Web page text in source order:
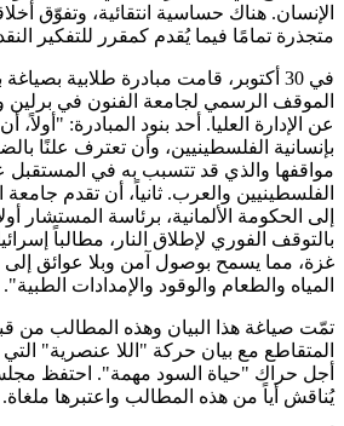
الإنسان. هناك حساسية انتقائية، وتفوّق
متجذرة تمامًا فيما يُقدم كمقرر للتفكير
في 30 أكتوبر، قامت مبادرة طلابية
الموقف الرسمي لجامعة الفنون في برلين
عن الإدارة العليا. أحد بنود المبادرة:
بإنسانية الفلسطينيين، وأن تعترف علنًا
مواقفها والذي قد تتسبب به في المستقبل
الفلسطينيين والعرب. ثانياً، أن تقدم جامعة
إلى الحكومة الألمانية، برئاسة المستشار
بالتوقف الفوري لإطلاق النار، مطالباً
غزة، مما يسمح بوصول آمن وبلا عوائق إلى
المياه والطعام والوقود والإمدادات الطبية".
تمّت صياغة هذا البيان وهذه المطالب من
أجل حراك "حياة السود مهمة". احتفظ
يُناقش أياً من هذه المطالب واعتبرها ملغاة.